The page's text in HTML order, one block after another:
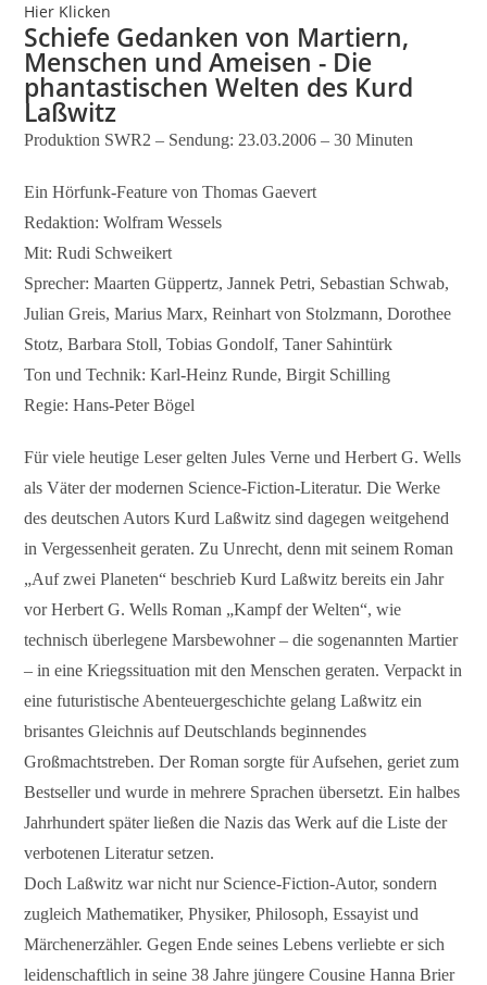
Hier Klicken
Schiefe Gedanken von Martiern,
Menschen und Ameisen - Die
phantastischen Welten des Kurd
Laßwitz
Produktion SWR2 – Sendung: 23.03.2006 – 30 Minuten
Ein Hörfunk-Feature von Thomas Gaevert
Redaktion: Wolfram Wessels
Mit: Rudi Schweikert
Sprecher: Maarten Güppertz, Jannek Petri, Sebastian Schwab,
Julian Greis, Marius Marx, Reinhart von Stolzmann, Dorothee
Stotz, Barbara Stoll, Tobias Gondolf, Taner Sahintürk
Ton und Technik: Karl-Heinz Runde, Birgit Schilling
Regie: Hans-Peter Bögel
Für viele heutige Leser gelten Jules Verne und Herbert G. Wells
als Väter der modernen Science-Fiction-Literatur. Die Werke
des deutschen Autors Kurd Laßwitz sind dagegen weitgehend
in Vergessenheit geraten. Zu Unrecht, denn mit seinem Roman
„Auf zwei Planeten“ beschrieb Kurd Laßwitz bereits ein Jahr
vor Herbert G. Wells Roman „Kampf der Welten“, wie
technisch überlegene Marsbewohner – die sogenannten Martier
– in eine Kriegssituation mit den Menschen geraten. Verpackt in
eine futuristische Abenteuergeschichte gelang Laßwitz ein
brisantes Gleichnis auf Deutschlands beginnendes
Großmachtstreben. Der Roman sorgte für Aufsehen, geriet zum
Bestseller und wurde in mehrere Sprachen übersetzt. Ein halbes
Jahrhundert später ließen die Nazis das Werk auf die Liste der
verbotenen Literatur setzen.
Doch Laßwitz war nicht nur Science-Fiction-Autor, sondern
zugleich Mathematiker, Physiker, Philosoph, Essayist und
Märchenerzähler. Gegen Ende seines Lebens verliebte er sich
leidenschaftlich in seine 38 Jahre jüngere Cousine Hanna Brier